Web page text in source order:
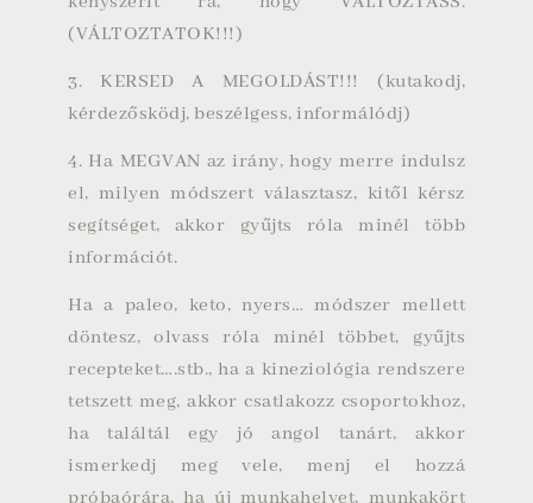
(VÁLTOZTATOK!!!)
3. KERSED A MEGOLDÁST!!! (kutakodj,
kérdezősködj, beszélgess, informálódj)
4. Ha MEGVAN az irány, hogy merre indulsz
el, milyen módszert választasz, kitől kérsz
segítséget, akkor gyűjts róla minél több
információt.
Ha a paleo, keto, nyers… módszer mellett
döntesz, olvass róla minél többet, gyűjts
recepteket….stb., ha a kineziológia rendszere
tetszett meg, akkor csatlakozz csoportokhoz,
ha találtál egy jó angol tanárt, akkor
ismerkedj meg vele, menj el hozzá
próbaórára, ha új munkahelyet, munkakört